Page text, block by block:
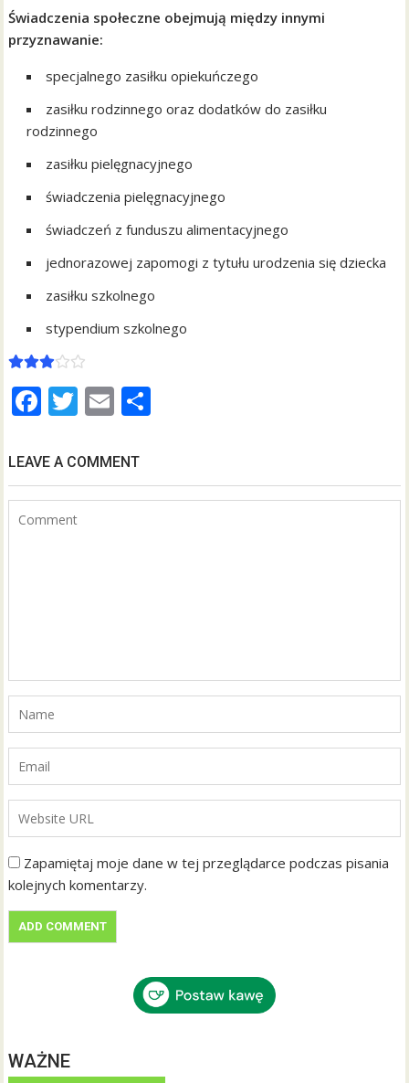
Świadczenia społeczne obejmują między innymi
przyznawanie:
specjalnego zasiłku opiekuńczego
zasiłku rodzinnego oraz dodatków do zasiłku
rodzinnego
zasiłku pielęgnacyjnego
świadczenia pielęgnacyjnego
świadczeń z funduszu alimentacyjnego
jednorazowej zapomogi z tytułu urodzenia się dziecka
zasiłku szkolnego
stypendium szkolnego
F
e
b
o
T
itt
er
E
ai
l e
LEAVE A COMMENT
Zapamiętaj moje dane w tej przeglądarce podczas pisania
kolejnych komentarzy.
WAŻNE